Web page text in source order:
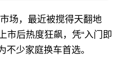
场，最近被搅得天翻地
市后热度狂飙，凭“入门即
不少家庭换车首选。